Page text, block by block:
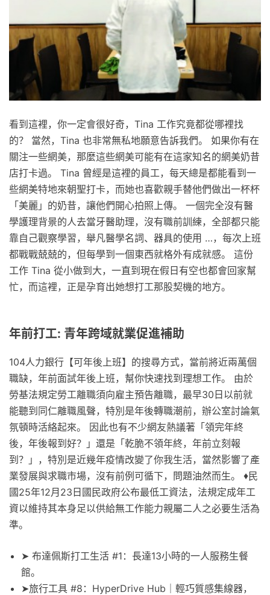
看到這裡，你一定會很好奇，Tina 工作究竟都從哪裡找
的？ 當然，Tina 也非常無私地願意告訴我們。 如果你有在
關注一些網美，那麼這些網美可能有在這家知名的網美奶昔
店打卡過。 Tina 曾經是這裡的員工，每天總是都能看到一
些網美特地來朝聖打卡，而她也喜歡親手替他們做出一杯杯
「美麗」的奶昔，讓他們開心拍照上傳。 一個完全沒有醫
學護理背景的人去當牙醫助理，沒有職前訓練，全部都只能
靠自己觀察學習，舉凡醫學名詞、器具的使用 …，每次上班
都戰戰兢兢的，但每學到一個東西就格外有成就感。 這份
工作 Tina 從小做到大，一直到現在假日有空也都會回家幫
忙，而這裡，正是孕育出她想打工那股契機的地方。
年前打工: 青年跨域就業促進補助
104人力銀行【可年後上班】的搜尋方式，當前將近兩萬個
職缺，年前面試年後上班，幫你快速找到理想工作。 由於
勞基法規定勞工離職須向雇主預告離職，最早30日以前就
能聽到同仁離職風聲，特別是年後轉職潮前，辦公室討論氣
氛頓時活絡起來。 因此也有不少網友熱議著「領完年終
後，年後報到好？」還是「乾脆不領年終，年前立刻報
到？」，特別是近幾年疫情改變了你我生活，當然影響了產
業發展與求職市場，沒有前例可循下，問題油然而生。 ♦民
國25年12月23日國民政府公布最低工資法，法規定成年工
資以維持其本身足以供給無工作能力親屬二人之必要生活為
準。
➤ 布達佩斯打工生活 #1：長達13小時的一人服務生餐
館。
➤旅行工具 #8：HyperDrive Hub｜輕巧質感集線器，